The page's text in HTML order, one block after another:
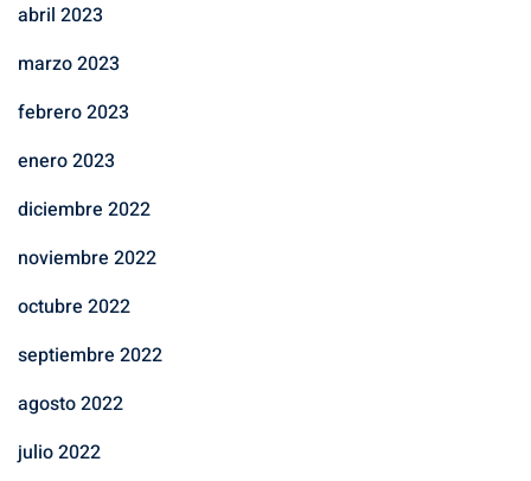
abril 2023
marzo 2023
febrero 2023
enero 2023
diciembre 2022
noviembre 2022
octubre 2022
septiembre 2022
agosto 2022
julio 2022